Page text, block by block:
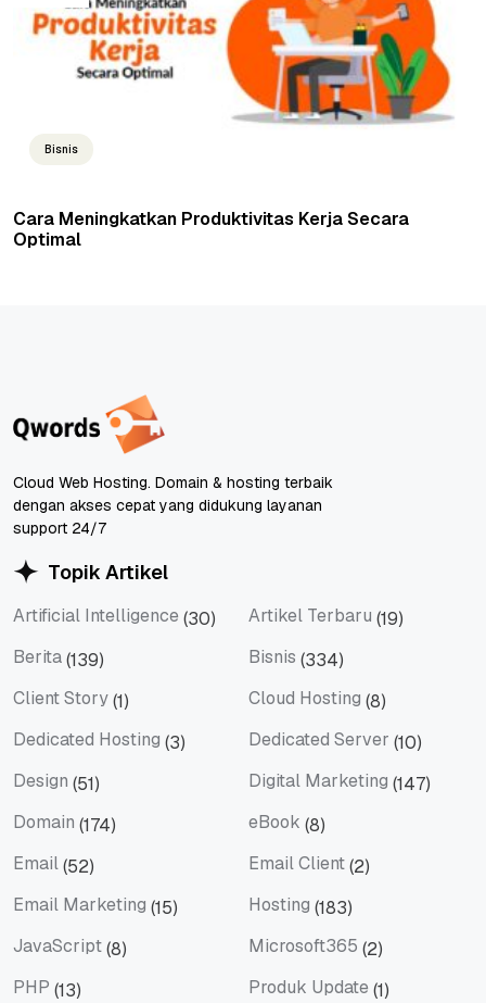
Bisnis
Cara Meningkatkan Produktivitas Kerja Secara
Optimal
Cloud Web Hosting. Domain & hosting terbaik
dengan akses cepat yang didukung layanan
support 24/7
Topik Artikel
Artificial Intelligence (30) Artikel Terbaru (19)
Berita(139) Bisnis (334)
Client Story(1) Cloud Hosting (8)
Dedicated Hosting (3) Dedicated Server (10)
Design (51) Digital Marketing (147)
Domain (174) eBook (8)
Email(52) Email Client(2)
Email Marketing (15) Hosting (183)
JavaScript(8) Microsoft365 (2)
PHP (13) Produk Update (1)